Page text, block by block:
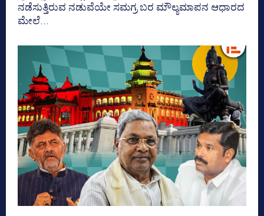
ನಡೆಸುತ್ತಿರುವ ನಡುವೆಯೇ ಸಮಗ್ರ ಬರ ಮೌಲ್ಯಮಾಪನ ಆಧಾರದ
ಮೇಲೆ...